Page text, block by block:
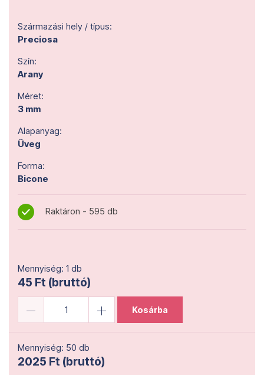
Származási hely / típus:
Preciosa
Szín:
Arany
Méret:
3 mm
Alapanyag:
Üveg
Forma:
Bicone
Raktáron - 595 db
Mennyiség: 1 db
45 Ft (bruttó)
Kosárba
Mennyiség: 50 db
2025 Ft (bruttó)